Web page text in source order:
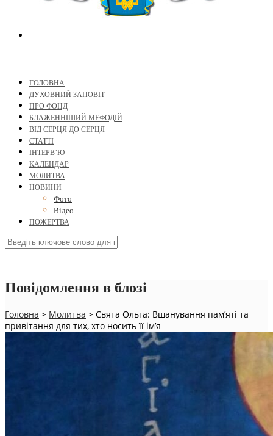
ГОЛОВНА
ДУХОВНИЙ ЗАПОВІТ
ПРО ФОНД
БЛАЖЕННІШИЙ МЕФОДІЙ
ВІД СЕРЦЯ ДО СЕРЦЯ
СТАТТІ
ІНТЕРВ’Ю
КАЛЕНДАР
МОЛИТВА
НОВИНИ
Фото
Відео
ПОЖЕРТВА
Повідомлення в блозі
Головна > Молитва > Свята Ольга: Вшанування пам’яті та
привітання для тих, хто носить її ім’я